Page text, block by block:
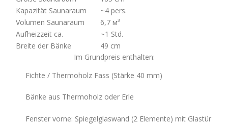
Kapazität Saunaraum
~4 pers.
Volumen Saunaraum
6,7 м³
Aufheizzeit ca.
~1 Std.
Breite der Bänke
49 cm
Im Grundpreis enthalten:
Fichte / Thermoholz Fass (Stärke 40 mm)
Bänke aus Thermoholz oder Erle
Fenster vorne: Spiegelglaswand (2 Elemente) mit Glastür